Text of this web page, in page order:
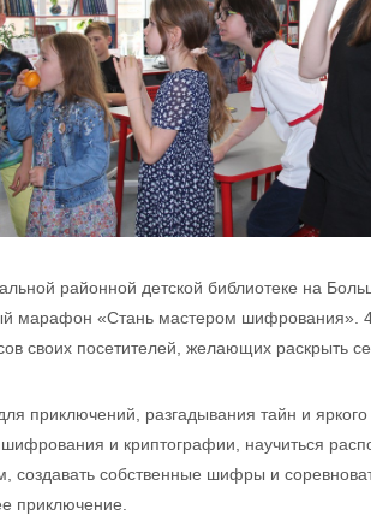
районной детской библиотеке на
марафон «Стань мастером шифрования».
своих посетителей, желающих раскрыть
приключений, разгадывания тайн и
и криптографии, научиться
создавать собственные шифры и
приключение.